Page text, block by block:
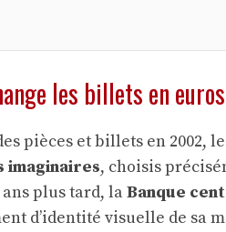
les billets en euros
pièces et billets en 2002,
imaginaires, choisis
plus tard, laBanque
d’identité visuelle de sa